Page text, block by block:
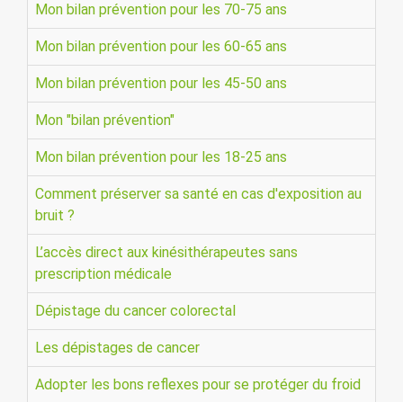
Mon bilan prévention pour les 70-75 ans
Mon bilan prévention pour les 60-65 ans
Mon bilan prévention pour les 45-50 ans
Mon "bilan prévention"
Mon bilan prévention pour les 18-25 ans
Comment préserver sa santé en cas d'exposition au
bruit ?
L’accès direct aux kinésithérapeutes sans
prescription médicale
Dépistage du cancer colorectal
Les dépistages de cancer
Adopter les bons reflexes pour se protéger du froid